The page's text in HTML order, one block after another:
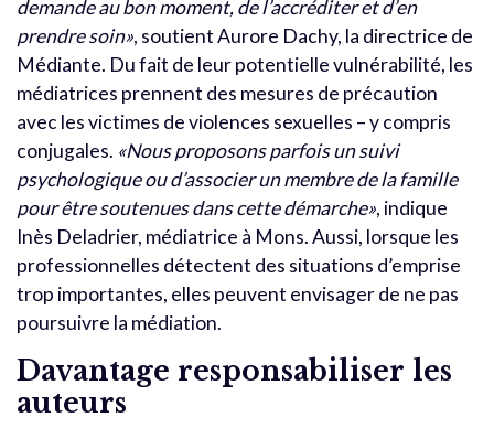
demande au bon moment, de l’accréditer et d’en
prendre soin», soutient Aurore Dachy, la directrice de
Médiante. Du fait de leur potentielle vulnérabilité, les
médiatrices prennent des mesures de précaution
avec les victimes de violences sexuelles – y compris
conjugales. «Nous proposons parfois un suivi
psychologique ou d’associer un membre de la famille
pour être soutenues dans cette démarche», indique
Inès Deladrier, médiatrice à Mons. Aussi, lorsque les
professionnelles détectent des situations d’emprise
trop importantes, elles peuvent envisager de ne pas
poursuivre la médiation.
Davantage responsabiliser les
auteurs